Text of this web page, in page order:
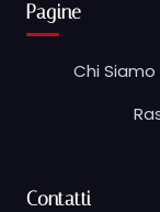
Pagine
Chi Siamo
Contatti